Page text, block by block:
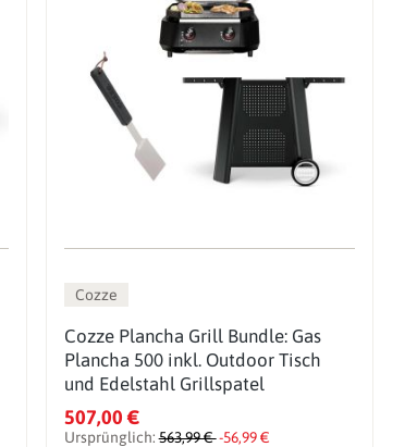
Cozze
Cozze Plancha Grill Bundle: Gas
Plancha 500 inkl. Outdoor Tisch
und Edelstahl Grillspatel
507,00 €
Ursprünglich:563,99 €-56,99 €